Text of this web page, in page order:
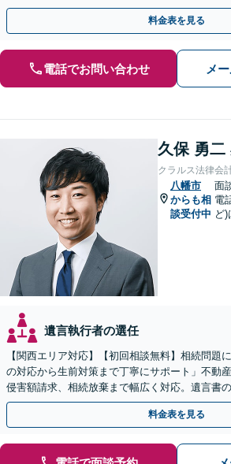
対応しております【休日・夜間相談可】
料金表を見る
電話でお問い合わせ メ
久保 勇二
クラルス法律会
八幡市
からも相
談受付中
面
電
ど)
遺言執行者の選任
【関西エリア対応】【初回相談無料】相続問題
の対応から生前対策まで丁寧にサポート」不動
侵害額請求、相続放棄まで幅広く対応。遺言書
間・休日面談可】【WEB面談】【完全個室】
料金表を見る